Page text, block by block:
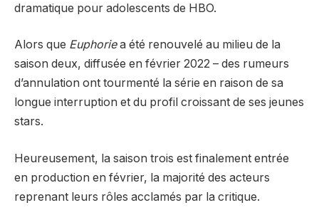
dramatique pour adolescents de HBO.
Alors que Euphoriea été renouvelé au milieu de la
saison deux, diffusée en février 2022 – des rumeurs
d’annulation ont tourmenté la série en raison de sa
longue interruption et du profil croissant de ses jeunes
stars.
Heureusement, la saison trois est finalement entrée
en production en février, la majorité des acteurs
reprenant leurs rôles acclamés par la critique.